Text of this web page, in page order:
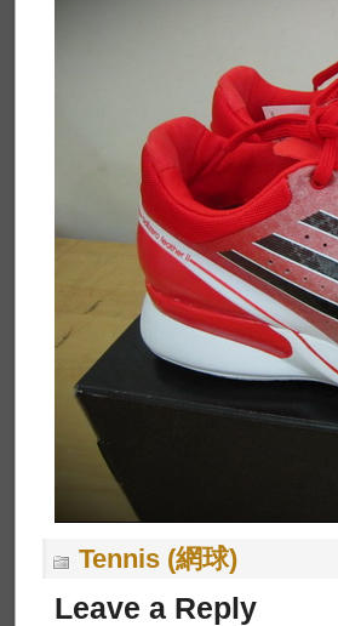
Tennis (網球)
Leave a Reply